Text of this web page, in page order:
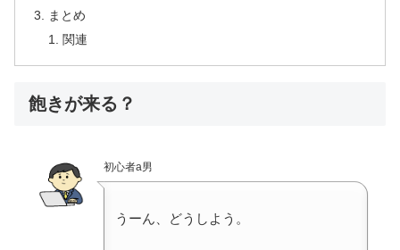
まとめ
関連
飽きが来る？
初心者a男
うーん、どうしよう。